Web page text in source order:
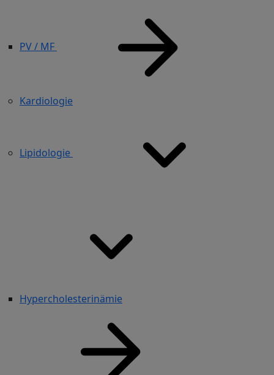
PV / MF
Kardiologie
Lipidologie
Hypercholesterinämie